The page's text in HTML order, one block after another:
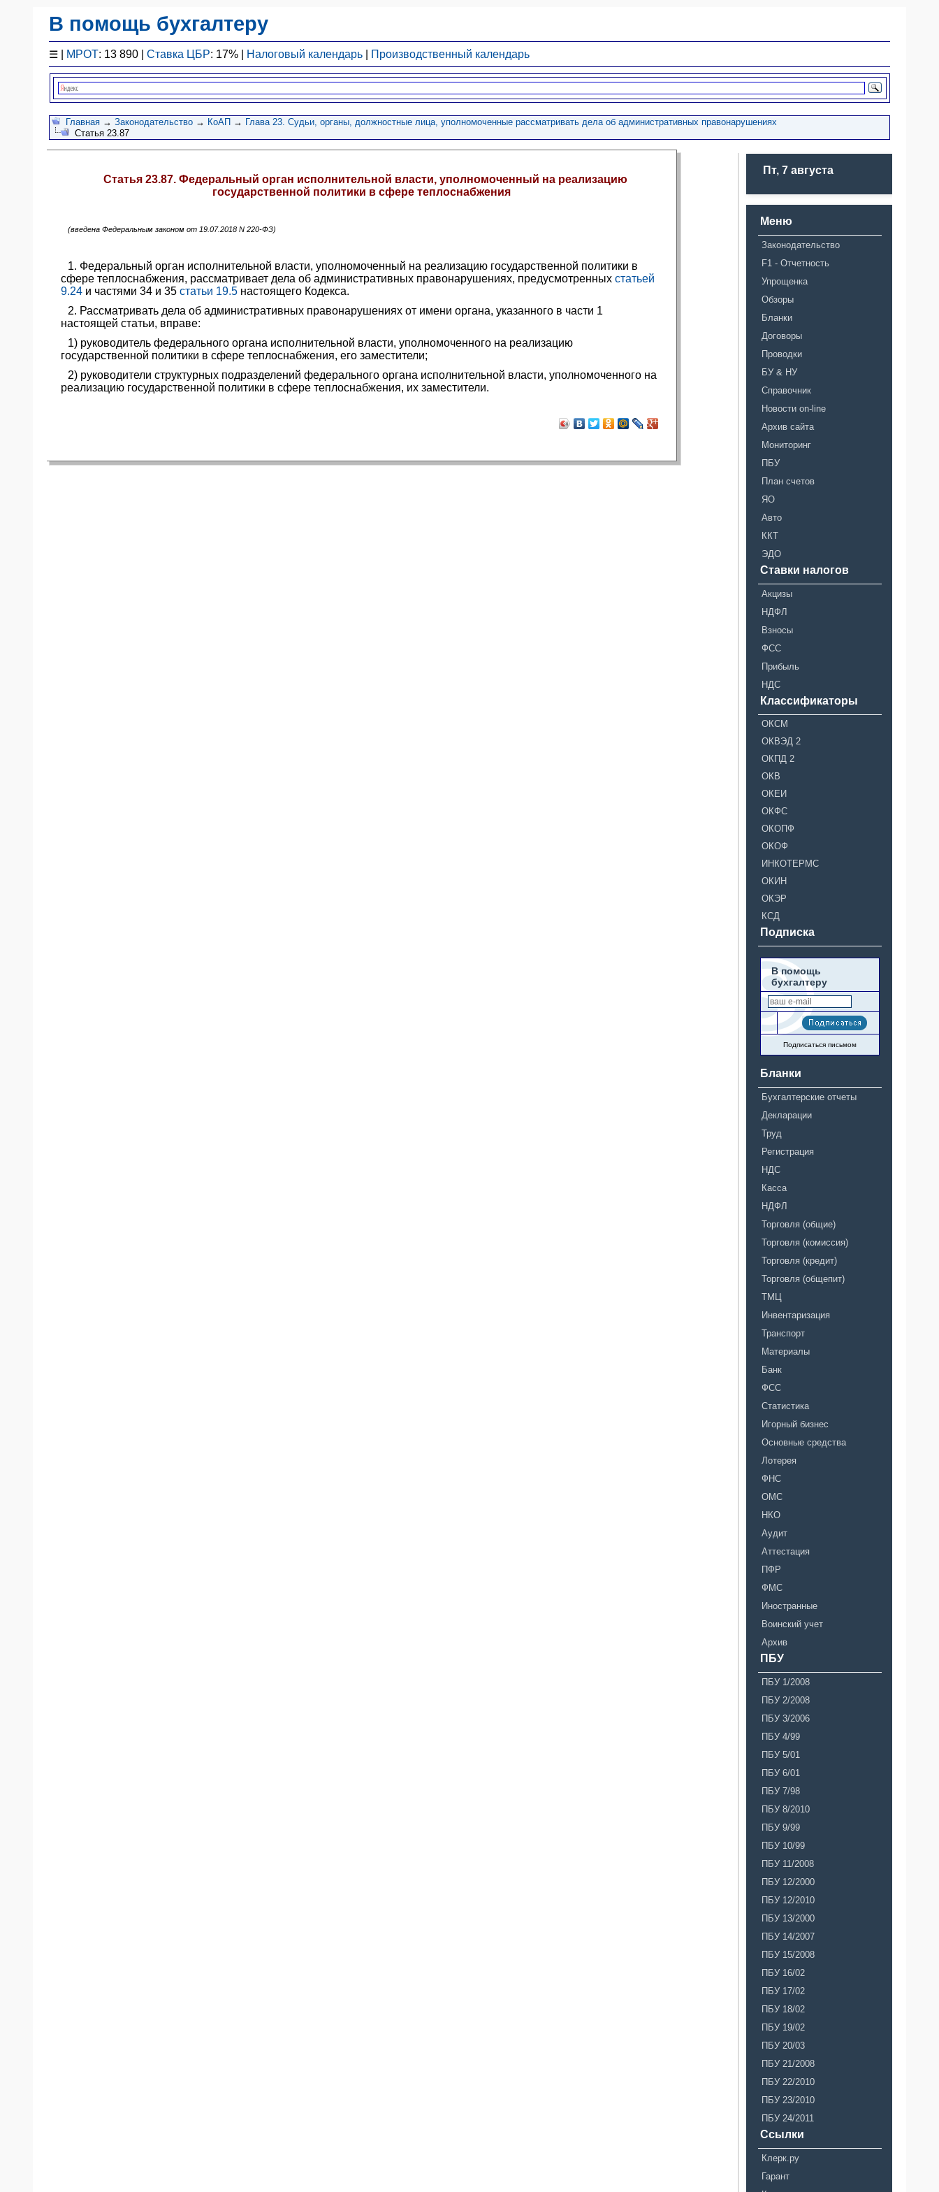
В помощь бухгалтеру
☰ МРОТ: 13 890 |Ставка ЦБР: 17% | Налоговый календарь Производственный календарь
Законодательство
F1 - Отчетность
План счетов
Справочник
Упрощенка
Договоры
Главная →Законодательство → КоАП → Глава 23. Судьи, органы, должностные лица, уполномоченные рассматривать дела об административных правонарушениях
Статья 23.87
Статья 23.87. Федеральный орган исполнительной власти, уполномоченный на реализацию
государственной политики в сфере теплоснабжения
(введена Федеральным законом от 19.07.2018 N 220-ФЗ)
1. Федеральный орган исполнительной власти, уполномоченный на реализацию государственной политики в
сфере теплоснабжения, рассматривает дела об административных правонарушениях, предусмотренныхстатьей
9.24 и частями 34 и 35статьи 19.5 настоящего Кодекса.
2. Рассматривать дела об административных правонарушениях от имени органа, указанного в части 1
настоящей статьи, вправе:
1) руководитель федерального органа исполнительной власти, уполномоченного на реализацию
государственной политики в сфере теплоснабжения, его заместители;
2) руководители структурных подразделений федерального органа исполнительной власти, уполномоченного на
реализацию государственной политики в сфере теплоснабжения, их заместители.
Пт, 7 августа
Меню
Законодательство
F1 - Отчетность
Упрощенка
Обзоры
Бланки
Договоры
Проводки
БУ & НУ
Справочник
Новости on-line
Архив сайта
Мониторинг
ПБУ
План счетов
ЯО
Авто
ККТ
ЭДО
Ставки налогов
Акцизы
НДФЛ
Взносы
ФСС
Прибыль
НДС
Классификаторы
ОКСМ
ОКВЭД 2
ОКПД 2
ОКВ
ОКЕИ
ОКФС
ОКОПФ
ОКОФ
ИНКОТЕРМС
ОКИН
ОКЭР
КСД
Подписка
В помощь
бухгалтеру
Подписаться письмом
Бланки
Бухгалтерские отчеты
Декларации
Труд
Регистрация
НДС
Касса
НДФЛ
Торговля (общие)
Торговля (комиссия)
Торговля (кредит)
Торговля (общепит)
ТМЦ
Инвентаризация
Транспорт
Материалы
Банк
ФСС
Статистика
Игорный бизнес
Основные средства
Лотерея
ФНС
ОМС
НКО
Аудит
Аттестация
ПФР
ФМС
Иностранные
Воинский учет
Архив
ПБУ
ПБУ 1/2008
ПБУ 2/2008
ПБУ 3/2006
ПБУ 4/99
ПБУ 5/01
ПБУ 6/01
ПБУ 7/98
ПБУ 8/2010
ПБУ 9/99
ПБУ 10/99
ПБУ 11/2008
ПБУ 12/2000
ПБУ 12/2010
ПБУ 13/2000
ПБУ 14/2007
ПБУ 15/2008
ПБУ 16/02
ПБУ 17/02
ПБУ 18/02
ПБУ 19/02
ПБУ 20/03
ПБУ 21/2008
ПБУ 22/2010
ПБУ 23/2010
ПБУ 24/2011
Ссылки
Клерк.ру
Гарант